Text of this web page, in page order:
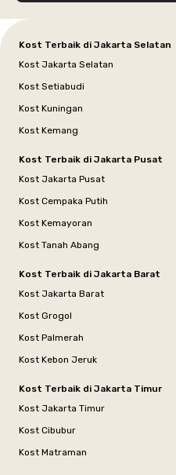
Kost Terbaik di Jakarta Selatan
Kost Jakarta Selatan
Kost Setiabudi
Kost Kuningan
Kost Kemang
Kost Terbaik di Jakarta Pusat
Kost Jakarta Pusat
Kost Cempaka Putih
Kost Kemayoran
Kost Tanah Abang
Kost Terbaik di Jakarta Barat
Kost Jakarta Barat
Kost Grogol
Kost Palmerah
Kost Kebon Jeruk
Kost Terbaik di Jakarta Timur
Kost Jakarta Timur
Kost Cibubur
Kost Matraman